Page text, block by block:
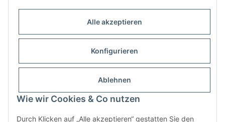
Alle akzeptieren
Konfigurieren
Ablehnen
Wie wir Cookies & Co nutzen
Durch Klicken auf „Alle akzeptieren“ gestatten Sie den
Informationen
Gesetzliche Informationen